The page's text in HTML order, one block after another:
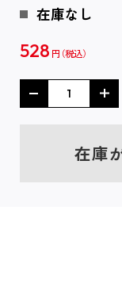
在庫なし
528 円
在庫